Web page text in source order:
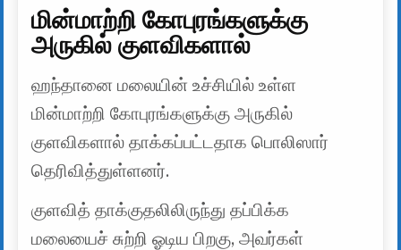
மின்மாற்றி கோபுரங்களுக்கு
அருகில் குளவிகளால்
ஹந்தானை மலையின் உச்சியில் உள்ள
மின்மாற்றி கோபுரங்களுக்கு அருகில்
குளவிகளால் தாக்கப்பட்டதாக பொலிஸார்
தெரிவித்துள்ளனர்.
குளவித் தாக்குதலிலிருந்து தப்பிக்க
மலையைச் சுற்றி ஓடிய பிறகு, அவர்கள்